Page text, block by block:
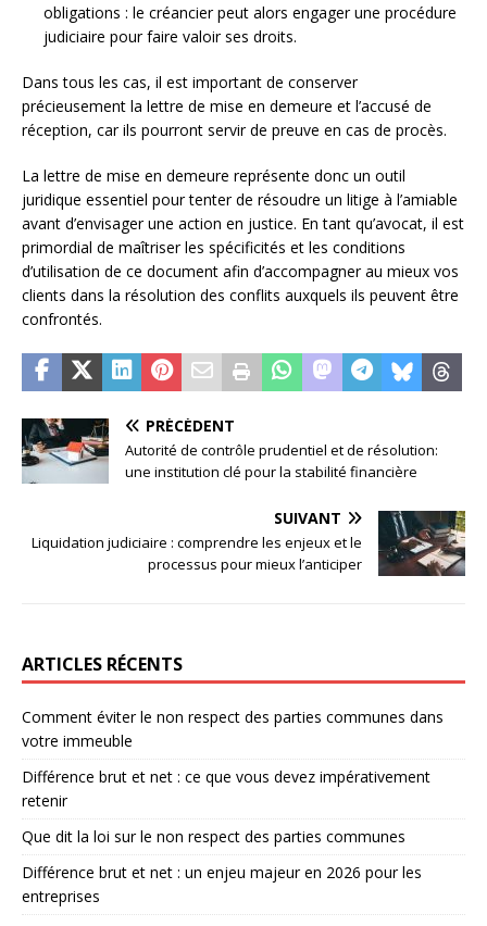
obligations : le créancier peut alors engager une procédure
judiciaire pour faire valoir ses droits.
Dans tous les cas, il est important de conserver
précieusement la lettre de mise en demeure et l’accusé de
réception, car ils pourront servir de preuve en cas de procès.
La lettre de mise en demeure représente donc un outil
juridique essentiel pour tenter de résoudre un litige à l’amiable
avant d’envisager une action en justice. En tant qu’avocat, il est
primordial de maîtriser les spécificités et les conditions
d’utilisation de ce document afin d’accompagner au mieux vos
clients dans la résolution des conflits auxquels ils peuvent être
confrontés.
PRÉCÉDENT
Autorité de contrôle prudentiel et de résolution:
une institution clé pour la stabilité financière
SUIVANT
Liquidation judiciaire : comprendre les enjeux et le
processus pour mieux l’anticiper
ARTICLES RÉCENTS
Comment éviter le non respect des parties communes dans
votre immeuble
Différence brut et net : ce que vous devez impérativement
retenir
Que dit la loi sur le non respect des parties communes
Différence brut et net : un enjeu majeur en 2026 pour les
entreprises